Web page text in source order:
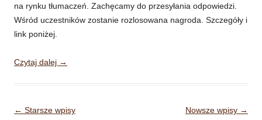
na rynku tłumaczeń. Zachęcamy do przesyłania odpowiedzi.
Wśród uczestników zostanie rozlosowana nagroda. Szczegóły i
link poniżej.
Czytaj dalej →
Nawigacja wpisu
← Starsze wpisy Nowsze wpisy →